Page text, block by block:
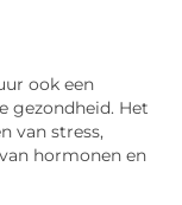
ook een
gezondheid. Het
van stress,
hormonen en